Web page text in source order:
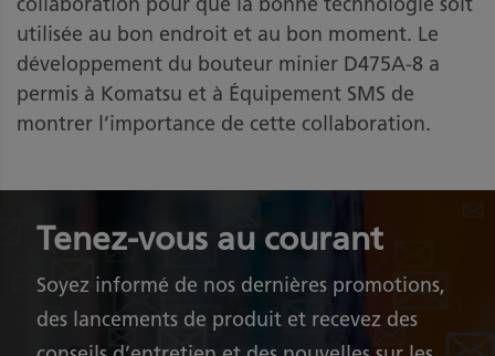
utilisée au bon endroit et au bon moment. Le
développement du bouteur minier D475A-8 a
permis à Komatsu et à Équipement SMS de
montrer l’importance de cette collaboration.
Tenez-vous au courant
Soyez informé de nos dernières promotions,
des lancements de produit et recevez des